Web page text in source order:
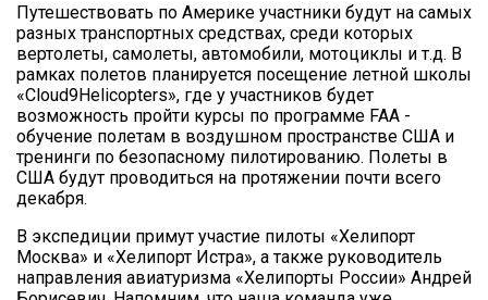
Путешествовать по Америке участники будут на самых
разных транспортных средствах, среди которых
вертолеты, самолеты, автомобили, мотоциклы и т.д. В
рамках полетов планируется посещение летной школы
«Cloud9Helicopters», где у участников будет
возможность пройти курсы по программе FAA -
обучение полетам в воздушном пространстве США и
тренинги по безопасному пилотированию. Полеты в
США будут проводиться на протяжении почти всего
декабря.
В экспедиции примут участие пилоты «Хелипорт
Москва» и «Хелипорт Истра», а также руководитель
направления авиатуризма «Хелипорты России» Андрей